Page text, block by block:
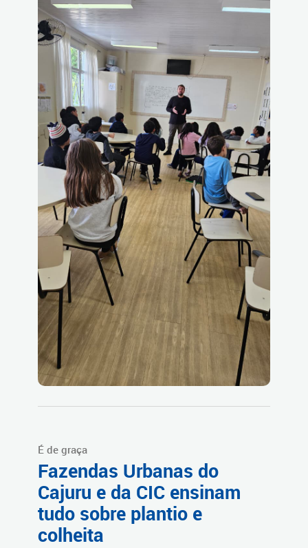
É de graça
Fazendas Urbanas do
Cajuru e da CIC ensinam
tudo sobre plantio e
colheita